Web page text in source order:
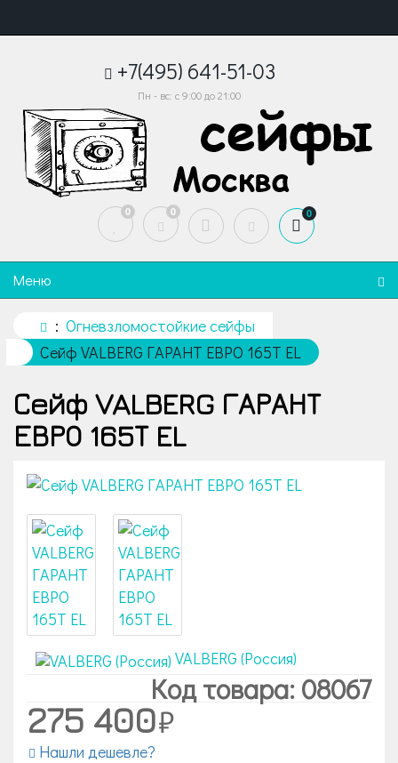
+7(495) 641-51-03
Пн - вс: с 9:00 до 21:00
0 0 0
Меню
Огневзломостойкие сейфы
Сейф VALBERG ГАРАНТ ЕВРО 165Т EL
Сейф VALBERG ГАРАНТ
ЕВРО 165Т EL
VALBERG (Россия)
Код товара: 08067
275 400
Нашли дешевле?